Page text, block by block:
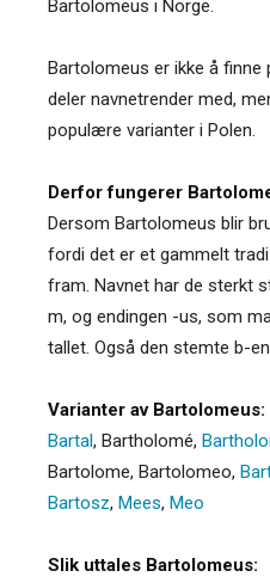
Bartolomeus i Norge.
Bartolomeus er ikke å finne
deler navnetrender med,
populære varianter i Polen.
Derfor fungerer
Dersom Bartolomeus blir
fordi det er et gammelt
fram. Navnet har de sterkt
m, og endingen -us, som
tallet. Også den stemte b-
Varianter av Bartolomeus:
Bartal, Bartholomé,
Bartolome, Bartolomeo,
Bartosz, Mees, Meo
Slik uttales Bartolomeus: